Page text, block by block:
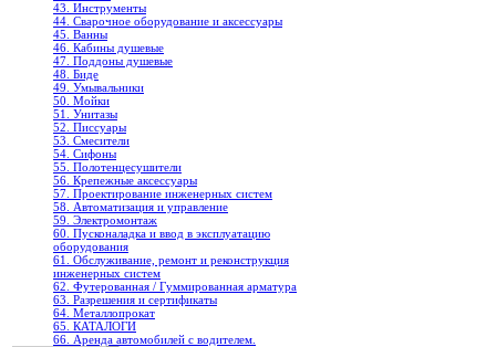
43. Инструменты
44. Сварочное оборудование и аксессуары
45. Ванны
46. Кабины душевые
47. Поддоны душевые
48. Биде
49. Умывальники
50. Мойки
51. Унитазы
52. Писсуары
53. Смесители
54. Сифоны
55. Полотенцесушители
56. Крепежные аксессуары
57. Проектирование инженерных систем
58. Автоматизация и управление
59. Электромонтаж
60. Пусконаладка и ввод в эксплуатацию
оборудования
61. Обслуживание, ремонт и реконструкция
инженерных систем
62. Футерованная / Гуммированная арматура
63. Разрешения и сертификаты
64. Металлопрокат
65. КАТАЛОГИ
66. Аренда автомобилей с водителем.